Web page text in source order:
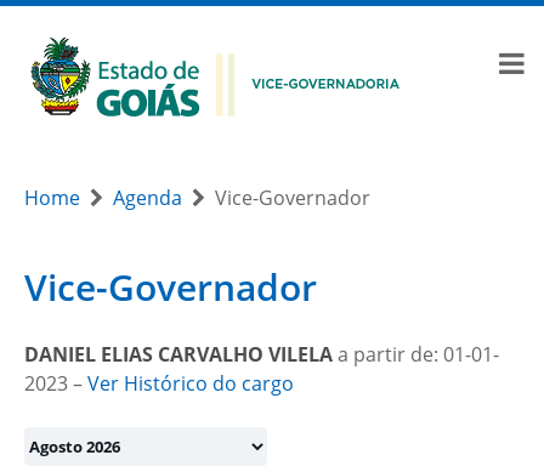
Home Agenda Vice-Governador
Vice-Governador
DANIEL ELIAS CARVALHO VILELAa partir de: 01-01-
2023 –Ver Histórico do cargo
Month